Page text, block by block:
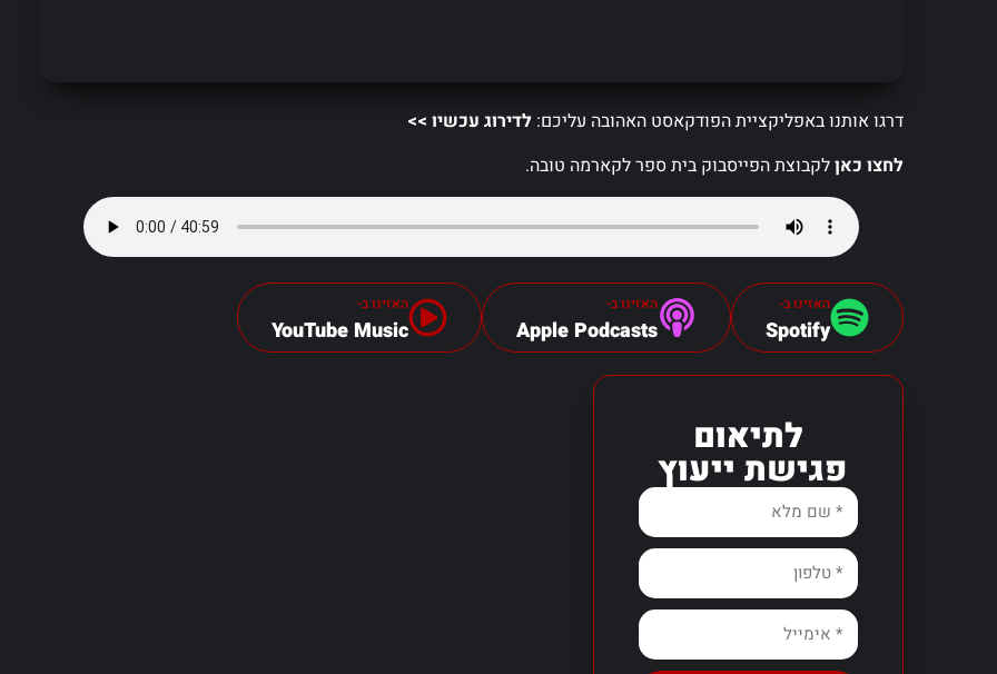
לתיאום
פגישת ייעוץ
דרגו אותנו באפליקציית הפודקאסט האהובה עליכם:לדירוג עכשיו >>
לחצו כאןלקבוצת הפייסבוק בית ספר לקארמה טובה.
האזינו ב-
Spotify
האזינו ב-
Apple Podcasts
האזינו ב-
YouTube Music